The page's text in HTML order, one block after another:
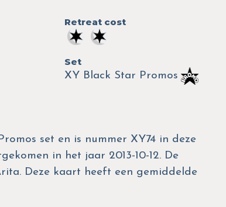
Retreat cost
Set
XY Black Star Promos
set en is nummer XY74 in deze
in het jaar 2013-10-12. De
Deze kaart heeft een gemiddelde